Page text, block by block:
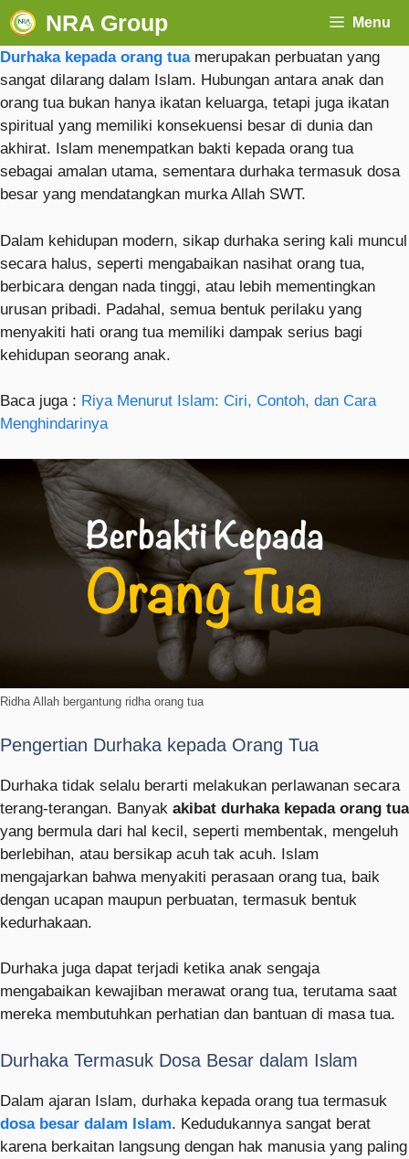
NRA Group Menu
Durhaka kepada orang tuamerupakan perbuatan yang
sangat dilarang dalam Islam. Hubungan antara anak dan
orang tua bukan hanya ikatan keluarga, tetapi juga ikatan
spiritual yang memiliki konsekuensi besar di dunia dan
akhirat. Islam menempatkan bakti kepada orang tua
sebagai amalan utama, sementara durhaka termasuk dosa
besar yang mendatangkan murka Allah SWT.
Dalam kehidupan modern, sikap durhaka sering kali muncul
secara halus, seperti mengabaikan nasihat orang tua,
berbicara dengan nada tinggi, atau lebih mementingkan
urusan pribadi. Padahal, semua bentuk perilaku yang
menyakiti hati orang tua memiliki dampak serius bagi
kehidupan seorang anak.
Baca juga : Riya Menurut Islam: Ciri, Contoh, dan Cara
Menghindarinya
Ridha Allah bergantung ridha orang tua
Pengertian Durhaka kepada Orang Tua
Durhaka tidak selalu berarti melakukan perlawanan secara
terang-terangan. Banyak akibat durhaka kepada orang tua
yang bermula dari hal kecil, seperti membentak, mengeluh
berlebihan, atau bersikap acuh tak acuh. Islam
mengajarkan bahwa menyakiti perasaan orang tua, baik
dengan ucapan maupun perbuatan, termasuk bentuk
kedurhakaan.
Durhaka juga dapat terjadi ketika anak sengaja
mengabaikan kewajiban merawat orang tua, terutama saat
mereka membutuhkan perhatian dan bantuan di masa tua.
Durhaka Termasuk Dosa Besar dalam Islam
Dalam ajaran Islam, durhaka kepada orang tua termasuk
dosa besar dalam Islam. Kedudukannya sangat berat
karena berkaitan langsung dengan hak manusia yang paling